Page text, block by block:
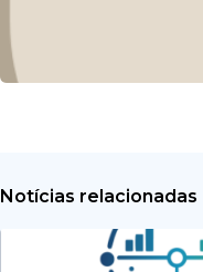
Notícias relacionadas